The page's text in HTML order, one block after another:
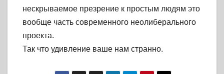
нескрываемое презрение к простым людям это
вообще часть современного неолиберального
проекта.
Так что удивление ваше нам странно.